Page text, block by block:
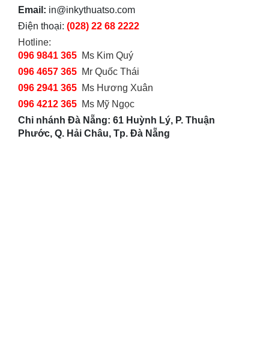
Email: in@inkythuatso.com
Điện thoại: (028) 22 68 2222
Hotline:
096 9841 365 Ms Kim Quý
096 4657 365 Mr Quốc Thái
096 2941 365 Ms Hương Xuân
096 4212 365 Ms Mỹ Ngọc
Chi nhánh Đà Nẵng: 61 Huỳnh Lý, P. Thuận
Phước, Q. Hải Châu, Tp. Đà Nẵng